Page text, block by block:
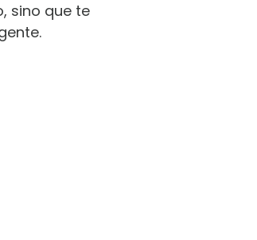
sino que te